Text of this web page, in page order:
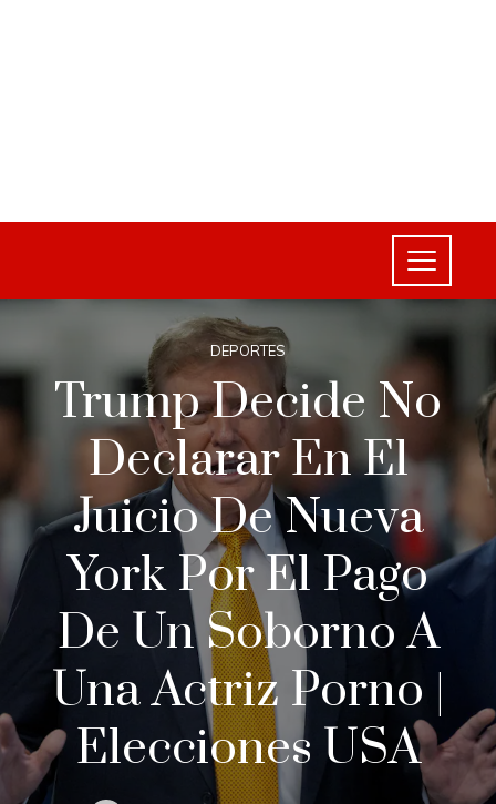
DEPORTES
Trump Decide No
Declarar En El
Juicio De Nueva
York Por El Pago
De Un Soborno A
Una Actriz Porno |
Elecciones USA